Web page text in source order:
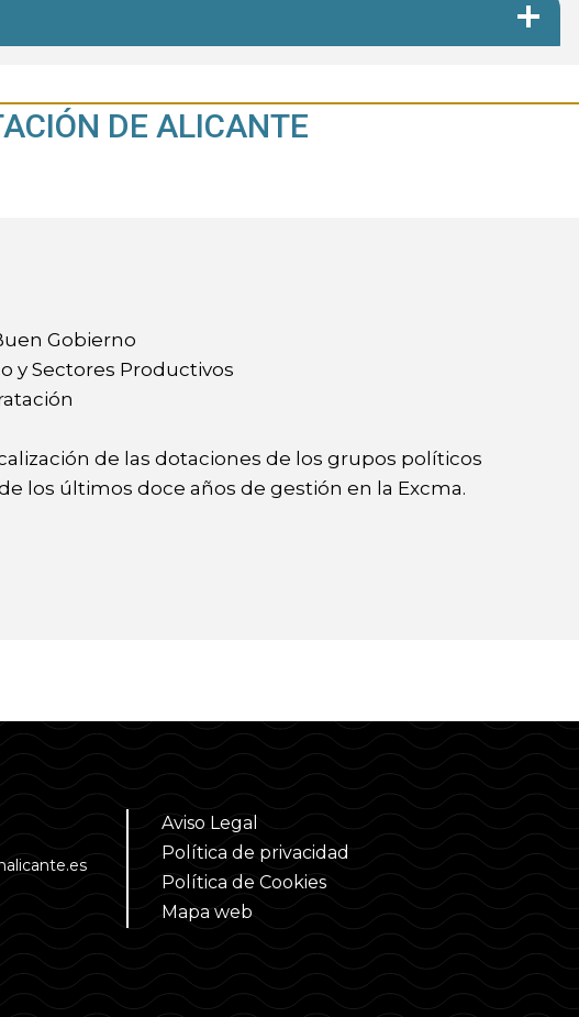
DE ALICANTE
Gobierno
y Sectores Productivos
de las dotaciones de los grupos políticos
los últimos doce años de gestión en la Excma.
Aviso Legal
Política de privacidad
Política de Cookies
Mapa web